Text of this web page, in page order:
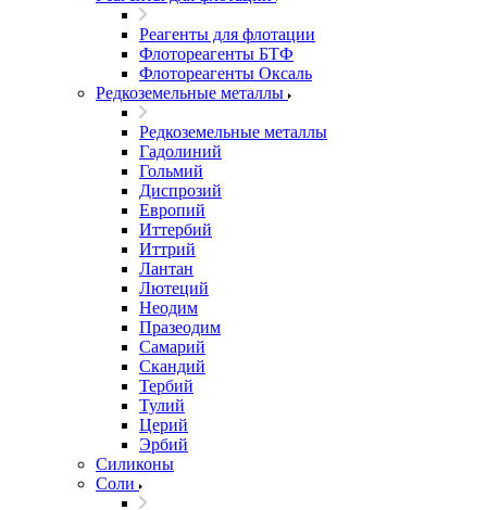
Реагенты для флотации
Флотореагенты БТФ
Флотореагенты Оксаль
Редкоземельные металлы
Редкоземельные металлы
Гадолиний
Гольмий
Диспрозий
Европий
Иттербий
Иттрий
Лантан
Лютеций
Неодим
Празеодим
Самарий
Скандий
Тербий
Тулий
Церий
Эрбий
Силиконы
Соли